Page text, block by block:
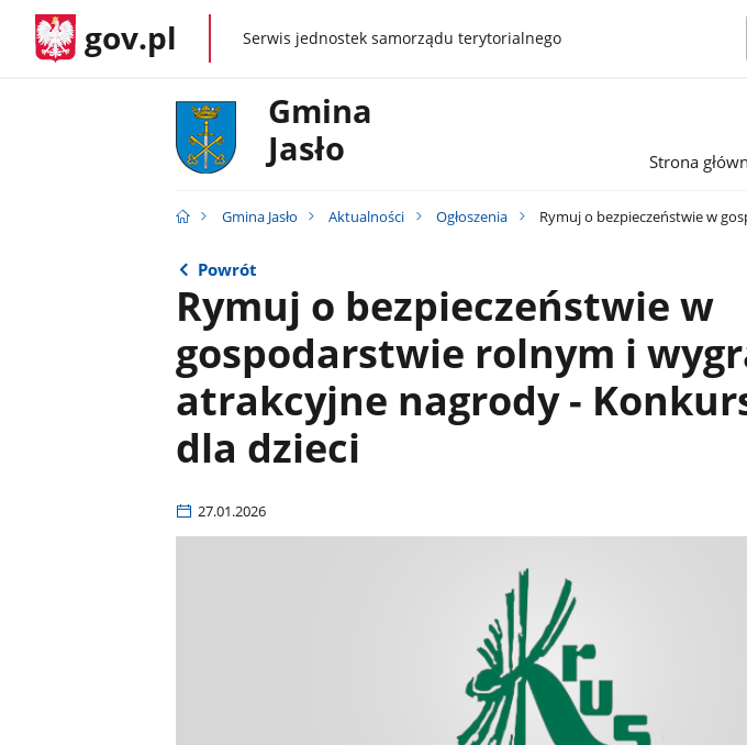
gov.pl gov.plSerwis jednostek samorządu terytorialnego
Gmina
Jasło
Strona
Gmina Jasło Aktualności Ogłoszenia Rymuj o bezpieczeństwie w
Powrót
Rymuj o bezpieczeństwie w
gospodarstwie rolnym i
atrakcyjne nagrody -
dla dzieci
27.01.2026